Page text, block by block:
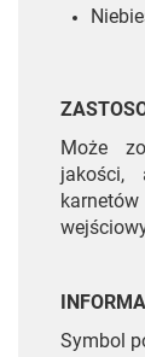
Może
Symbol